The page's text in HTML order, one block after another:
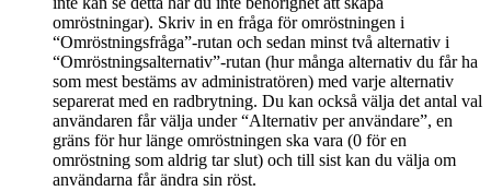
omröstningar). Skriv in en fråga för omröstningen i
“Omröstningsfråga”-rutan och sedan minst två alternativ i
“Omröstningsalternativ”-rutan (hur många alternativ du får ha
som mest bestäms av administratören) med varje alternativ
separerat med en radbrytning. Du kan också välja det antal val
användaren får välja under “Alternativ per användare”, en
gräns för hur länge omröstningen ska vara (0 för en
omröstning som aldrig tar slut) och till sist kan du välja om
användarna får ändra sin röst.